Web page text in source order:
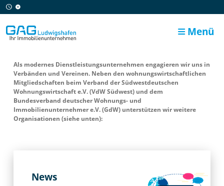
Menü
Als modernes Dienstleistungsunternehmen engagieren wir uns in
Verbänden und Vereinen. Neben den wohnungswirtschaftlichen
Mitgliedschaften beim Verband der Südwestdeutschen
Wohnungswirtschaft e.V. (VdW Südwest) und dem
Bundesverband deutscher Wohnungs- und
Immobilienunternehmer e.V. (GdW) unterstützen wir weitere
Organisationen (siehe unten):
News